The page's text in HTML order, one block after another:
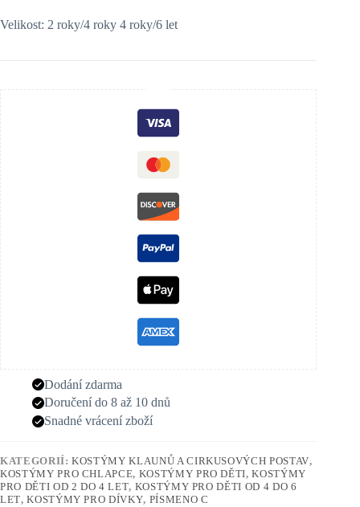
Velikost: 2 roky/4 roky 4 roky/6 let
Dodání zdarma
Doručení do 8 až 10 dnů
Snadné vrácení zboží
KATEGORIÍ:KOSTÝMY KLAUNŮ A CIRKUSOVÝCH POSTAV,
KOSTÝMY PRO CHLAPCE, KOSTÝMY PRO DĚTI,KOSTÝMY
PRO DĚTI OD 2 DO 4 LET, KOSTÝMY PRO DĚTI OD 4 DO 6
LET,KOSTÝMY PRO DÍVKY, PÍSMENO C